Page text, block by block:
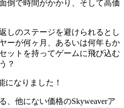
倒で時間がかかり、そして高価
しのステージを避けられるとし
ーが何ヶ月、あるいは何年もか
ットを持ってゲームに飛び込む
？
になりました！
、他にない価格のSkyweaverア